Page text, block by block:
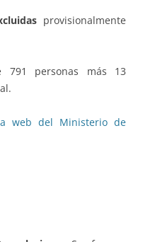
provisionalmente
personas más 13
web del Ministerio de